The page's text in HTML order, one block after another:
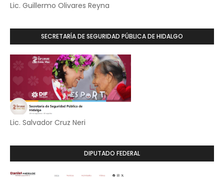
Lic. Guillermo Olivares Reyna
SECRETARÍA DE SEGURIDAD PÚBLICA DE HIDALGO
Lic. Salvador Cruz Neri
DIPUTADO FEDERAL